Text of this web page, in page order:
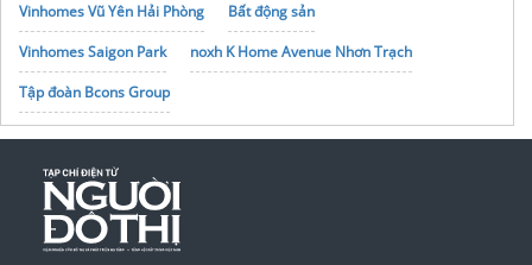
Vinhomes Vũ Yên Hải Phòng
Bất động sản
Vinhomes Saigon Park
noxh K Home Avenue Nhơn Trạch
Tập đoàn Bcons Group